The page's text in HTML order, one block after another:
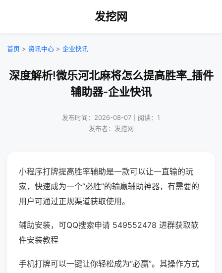
发挖网
首页 > 资讯中心 > 企业快讯
深度解析!微乐河北麻将怎么提高胜率_插件
辅助器-企业快讯
发布时间：2026-08-07｜阅读：1
发布者：发挖网
小程序打牌提高胜率辅助是一款可以让一直输的玩
家，快速成为一个“必胜”的输赢辅助神器，有需要的
用户可通过正规渠道获取使用。
辅助安装，可QQ搜索申请 549552478 进群获取软
件安装教程
手机打牌可以一键让你轻松成为“必赢”。其操作方式